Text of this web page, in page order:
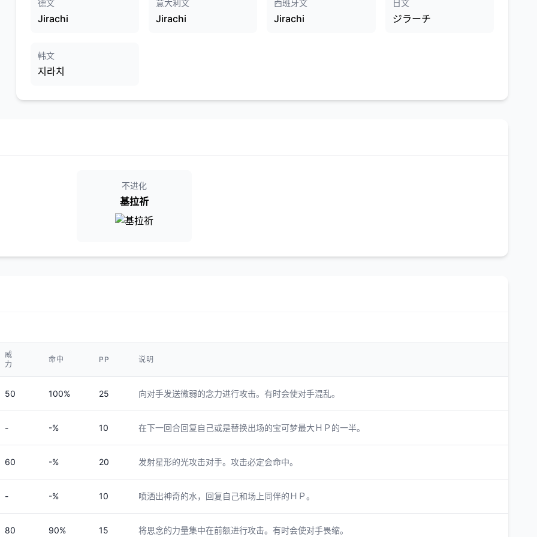
德文
Jirachi
意大利文
Jirachi
西班牙文
Jirachi
日文
ジラーチ
韩文
지라치
不进化
基拉祈
威
力
命中 PP 说明
50 100% 25 向对手发送微弱的念力进行攻击。有时会使对手混乱。
- -% 10 在下一回合回复自己或是替换出场的宝可梦最大ＨＰ的一半。
60 -% 20 发射星形的光攻击对手。攻击必定会命中。
- -% 10 喷洒出神奇的水，回复自己和场上同伴的ＨＰ。
80 90% 15 将思念的力量集中在前额进行攻击。有时会使对手畏缩。